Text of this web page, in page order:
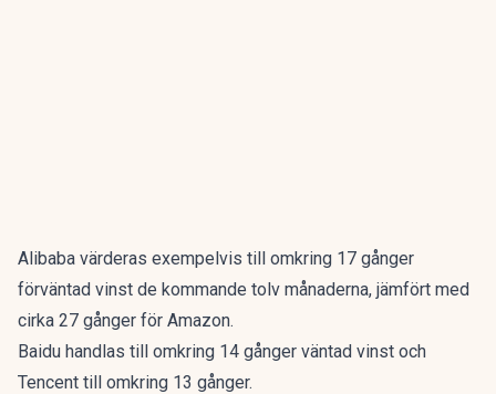
Alibaba värderas exempelvis till omkring 17 gånger
förväntad vinst de kommande tolv månaderna, jämfört med
cirka 27 gånger för Amazon.
Baidu handlas till omkring 14 gånger väntad vinst och
Tencent till omkring 13 gånger.